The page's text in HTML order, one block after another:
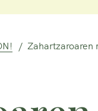
Zahartzaroaren